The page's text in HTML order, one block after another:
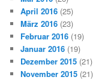
April 2016 (25)
März 2016 (23)
Februar 2016 (19)
Januar 2016 (19)
Dezember 2015 (21)
November 2015 (21)